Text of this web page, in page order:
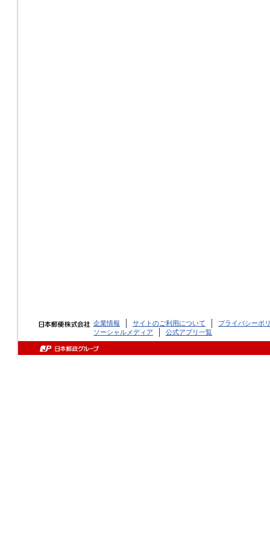
企業情報 サイトのご利用について
プライバシーポ
ソーシャルメディア
公式アプリ一覧